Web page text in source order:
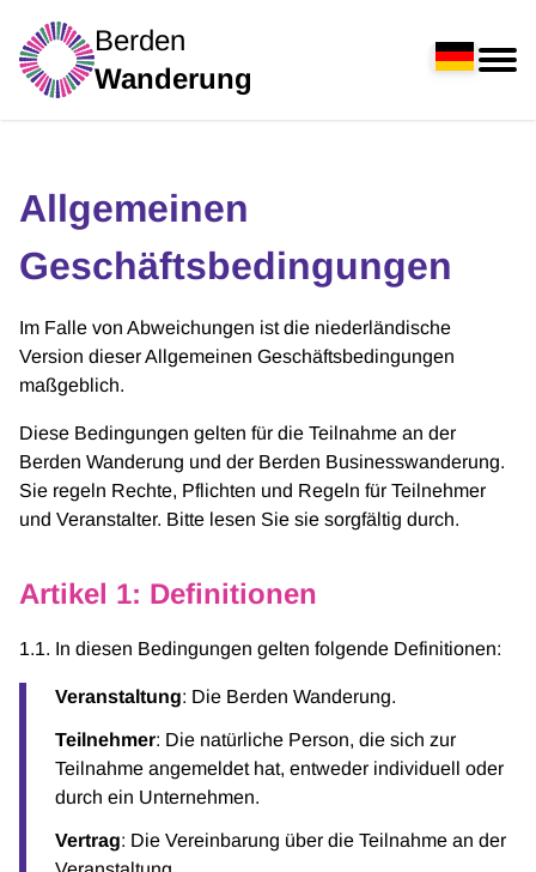
Berden
Wanderung
Allgemeinen
Geschäftsbedingungen
Im Falle von Abweichungen ist die niederländische
Version dieser Allgemeinen Geschäftsbedingungen
maßgeblich.
Diese Bedingungen gelten für die Teilnahme an der
Berden Wanderung und der Berden Businesswanderung.
Sie regeln Rechte, Pflichten und Regeln für Teilnehmer
und Veranstalter. Bitte lesen Sie sie sorgfältig durch.
Artikel 1: Definitionen
1.1. In diesen Bedingungen gelten folgende Definitionen:
Veranstaltung: Die Berden Wanderung.
Teilnehmer: Die natürliche Person, die sich zur
Teilnahme angemeldet hat, entweder individuell oder
durch ein Unternehmen.
Vertrag: Die Vereinbarung über die Teilnahme an der